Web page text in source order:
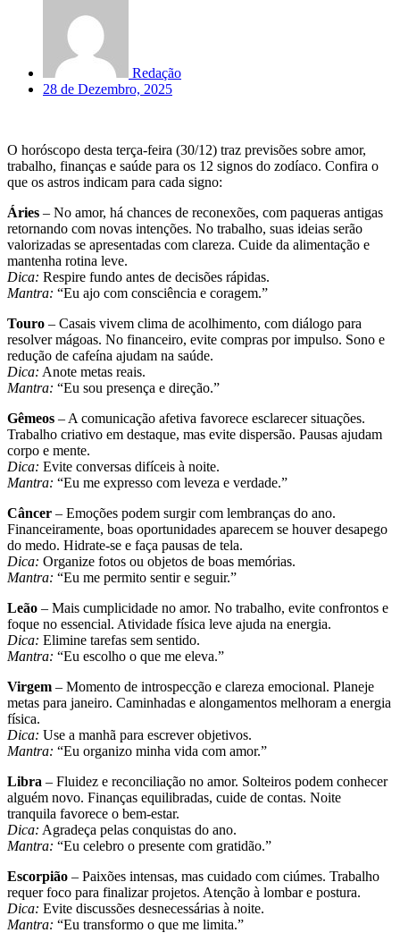
Redação
28 de Dezembro, 2025
O horóscopo desta terça-feira (30/12) traz previsões sobre amor,
trabalho, finanças e saúde para os 12 signos do zodíaco. Confira o
que os astros indicam para cada signo:
Áries – No amor, há chances de reconexões, com paqueras antigas
retornando com novas intenções. No trabalho, suas ideias serão
valorizadas se apresentadas com clareza. Cuide da alimentação e
mantenha rotina leve.
Dica: Respire fundo antes de decisões rápidas.
Mantra: “Eu ajo com consciência e coragem.”
Touro – Casais vivem clima de acolhimento, com diálogo para
resolver mágoas. No financeiro, evite compras por impulso. Sono e
redução de cafeína ajudam na saúde.
Dica: Anote metas reais.
Mantra: “Eu sou presença e direção.”
Gêmeos – A comunicação afetiva favorece esclarecer situações.
Trabalho criativo em destaque, mas evite dispersão. Pausas ajudam
corpo e mente.
Dica: Evite conversas difíceis à noite.
Mantra: “Eu me expresso com leveza e verdade.”
Câncer – Emoções podem surgir com lembranças do ano.
Financeiramente, boas oportunidades aparecem se houver desapego
do medo. Hidrate-se e faça pausas de tela.
Dica: Organize fotos ou objetos de boas memórias.
Mantra: “Eu me permito sentir e seguir.”
Leão – Mais cumplicidade no amor. No trabalho, evite confrontos e
foque no essencial. Atividade física leve ajuda na energia.
Dica: Elimine tarefas sem sentido.
Mantra: “Eu escolho o que me eleva.”
Virgem – Momento de introspecção e clareza emocional. Planeje
metas para janeiro. Caminhadas e alongamentos melhoram a energia
física.
Dica: Use a manhã para escrever objetivos.
Mantra: “Eu organizo minha vida com amor.”
Libra – Fluidez e reconciliação no amor. Solteiros podem conhecer
alguém novo. Finanças equilibradas, cuide de contas. Noite
tranquila favorece o bem-estar.
Dica: Agradeça pelas conquistas do ano.
Mantra: “Eu celebro o presente com gratidão.”
Escorpião – Paixões intensas, mas cuidado com ciúmes. Trabalho
requer foco para finalizar projetos. Atenção à lombar e postura.
Dica: Evite discussões desnecessárias à noite.
Mantra: “Eu transformo o que me limita.”